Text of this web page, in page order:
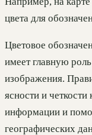
цвета для
Цветовое
имеет главную
изображения.
ясности и четкости
информации и
географических